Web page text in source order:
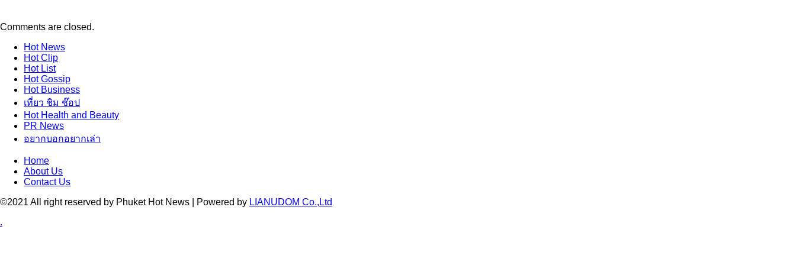
Comments are closed.
HotNews
HotClip
HotList
HotGossip
HotBusiness
เที่ยว ชิม ช๊อป
HotHealth and Beauty
PR News
อยากบอกอยากเล่า
Home
About Us
Contact Us
©2021 All right reserved by Phuket Hot News | Powered by LIANUDOM Co.,Ltd
.